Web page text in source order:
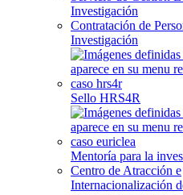
Investigación
Contratación de
Investigación
Sello HRS4R
Mentoría para la
Centro de Atracción e
Internacionalización